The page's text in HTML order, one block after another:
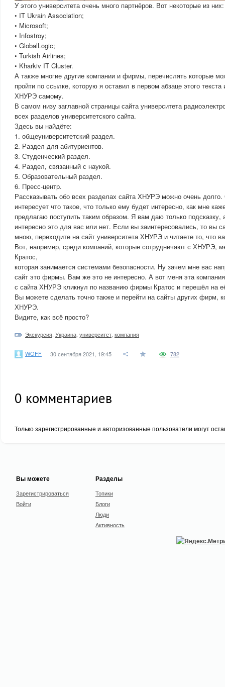
У этого университета очень много партнёров. Вот некоторые из них:
• IT Ukrain Association;
• Microsoft;
• Infostroy;
• GlobalLogic;
• Turkish Airlines;
• Kharkiv IT Cluster.
А также многие другие компании и фирмы, перечислять которые
пройти по ссылке, которую я оставил в первом абзаце этого текста
ХНУРЭ самому.
В самом низу заглавной страницы сайта университета
всех разделов университетского сайта.
Здесь вы найдёте:
1. общеуниверситетский раздел.
2. Раздел для абитуриентов.
3. Студенческий раздел.
4. Раздел, связанный с наукой.
5. Образовательный раздел.
6. Пресс-центр.
Рассказывать обо всех разделах сайта ХНУРЭ можно очень
интересует что такое, что только ему будет интересно, как мне
предлагаю поступить таким образом. Я вам даю только
интересно это для вас или нет. Если вы заинтересовались, то вы
мною, переходите на сайт университета ХНУРЭ и читаете то, что
Вот, например, среди компаний, которые сотрудничают с ХНУРЭ,
Кратос,
которая занимается системами безопасности. Ну зачем мне вас
сайт это фирмы. Вам же это не интересно. А вот меня эта
с сайта ХНУРЭ кликнул по названию фирмы Кратос и перешёл на
Вы можете сделать точно также и перейти на сайты других фирм,
ХНУРЭ.
Видите, как всё просто?
Экскурсия Украина университет компания
WOFF 30 сентября 2021, 19:45 782
0 комментариев
Только зарегистрированные и авторизованные пользователи могут
Вы можете
Зарегистрироваться
Войти
Разделы
Топики
Блоги
Люди
Активность